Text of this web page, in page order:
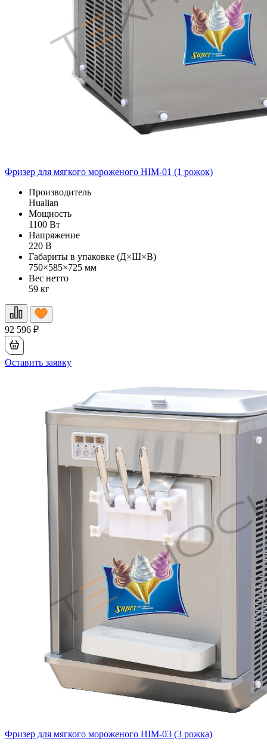
Фризер для мягкого мороженого HIM-01 (1 рожок)
Производитель
Hualian
Мощность
1100 Вт
Напряжение
220 В
Габариты в упаковке (Д×Ш×В)
750×585×725 мм
Вес нетто
59 кг
92 596 ₽
Оставить заявку
Фризер для мягкого мороженого HIM-03 (3 рожка)